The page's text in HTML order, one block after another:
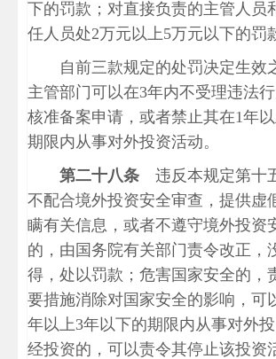
下的罚款；对直接负责的主管人员
任人员处2万元以上5万元以下的罚
自前三款规定的处罚决定生效
主管部门可以在3年内不受理违法
核准备案申请，或者禁止其在1年
期限内从事对外投资活动。
第二十八条 违反本规定第十
不配合境外投资安全审查，提供虚
瞒有关信息，或者不遵守境外投资
的，由国务院有关部门责令改正，
得，处以罚款；危害国家安全的，
要措施消除对国家安全的影响，可
年以上3年以下的期限内从事对外
经投资的，可以责令其停止该投资